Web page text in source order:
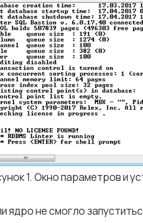
1. Окно параметров и
ядро не смогло